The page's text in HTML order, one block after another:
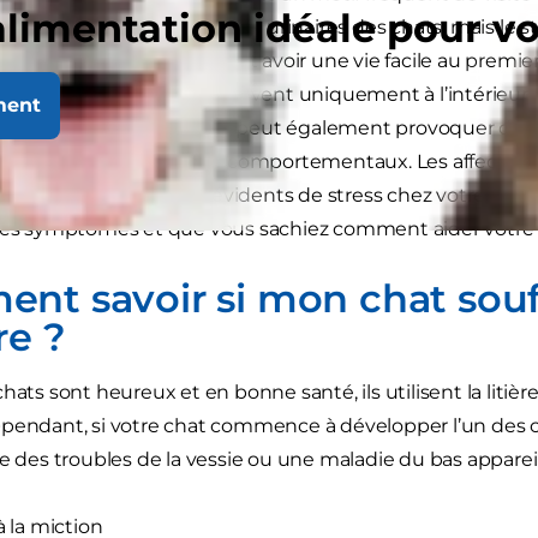
idéale pour
possibles aux affections urinaires des chats, mais le
que les chats paraissent avoir une vie facile au
en particulier s’ils vivent uniquement à l’intérieur
le stress chronique peut également provoquer
et des problèmes comportementaux. Les
précoces et les plus évidents de stress chez votre
symptômes et que vous sachiez comment aider votre
savoir si mon chat
?
sont heureux et en bonne santé, ils utilisent la
si votre chat commence à développer l’un
des troubles de la vessie ou une maladie du bas
la miction